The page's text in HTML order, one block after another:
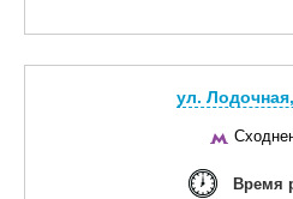
ул.
Время